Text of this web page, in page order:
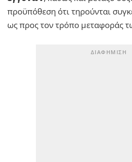
προϋπόθεση ότι τηρούνται
ως προς τον τρόπο μεταφοράς